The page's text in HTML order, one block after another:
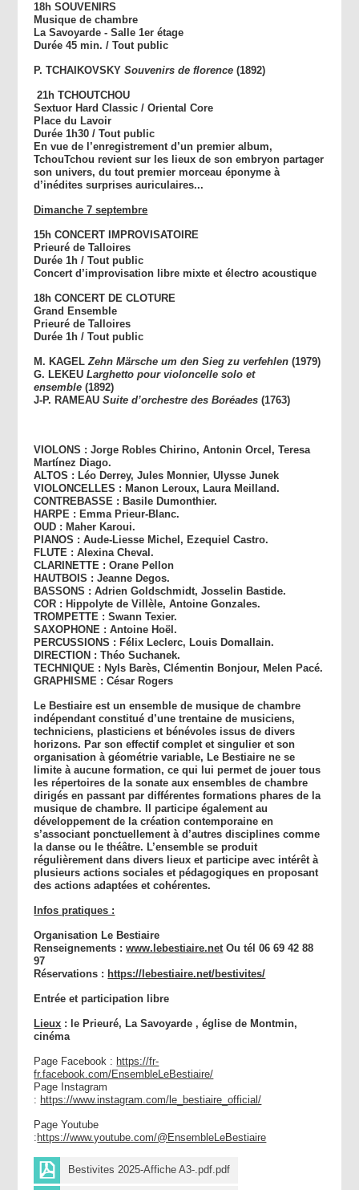
18h SOUVENIRS
Musique de chambre
La Savoyarde - Salle 1er étage
Durée 45 min. / Tout public
P. TCHAIKOVSKYSouvenirs de florence(1892)
21h TCHOUTCHOU
Sextuor Hard Classic / Oriental Core
Place du Lavoir
Durée 1h30 / Tout public
En vue de l’enregistrement d’un premier album,
TchouTchou revient sur les lieux de son embryon partager
son univers, du tout premier morceau éponyme à
d’inédites surprises auriculaires...
Dimanche 7 septembre
15h CONCERT IMPROVISATOIRE
Prieuré de Talloires
Durée 1h / Tout public
Concert d’improvisation libre mixte et électro acoustique
18h CONCERT DE CLOTURE
Grand Ensemble
Prieuré de Talloires
Durée 1h / Tout public
M. KAGELZehn Märsche um den Sieg zu verfehlen(1979)
G. LEKEULarghetto pour violoncelle solo et
ensemble(1892)
J-P. RAMEAUSuite d’orchestre des Boréades(1763)
VIOLONS : Jorge Robles Chirino, Antonin Orcel, Teresa
Martínez Diago.
ALTOS : Léo Derrey, Jules Monnier, Ulysse Junek
VIOLONCELLES : Manon Leroux, Laura Meilland.
CONTREBASSE : Basile Dumonthier.
HARPE : Emma Prieur-Blanc.
OUD : Maher Karoui.
PIANOS : Aude-Liesse Michel, Ezequiel Castro.
FLUTE : Alexina Cheval.
CLARINETTE : Orane Pellon
HAUTBOIS : Jeanne Degos.
BASSONS : Adrien Goldschmidt, Josselin Bastide.
COR : Hippolyte de Villèle, Antoine Gonzales.
TROMPETTE : Swann Texier.
SAXOPHONE : Antoine Hoël.
PERCUSSIONS : Félix Leclerc, Louis Domallain.
DIRECTION : Théo Suchanek.
TECHNIQUE : Nyls Barès, Clémentin Bonjour, Melen Pacé.
GRAPHISME : César Rogers
Le Bestiaire est un ensemble de musique de chambre
indépendant constitué d’une trentaine de musiciens,
techniciens, plasticiens et bénévoles issus de divers
horizons. Par son effectif complet et singulier et son
organisation à géométrie variable, Le Bestiaire ne se
limite à aucune formation, ce qui lui permet de jouer tous
les répertoires de la sonate aux ensembles de chambre
dirigés en passant par différentes formations phares de la
musique de chambre. Il participe également au
développement de la création contemporaine en
s’associant ponctuellement à d’autres disciplines comme
la danse ou le théâtre. L’ensemble se produit
régulièrement dans divers lieux et participe avec intérêt à
plusieurs actions sociales et pédagogiques en proposant
des actions adaptées et cohérentes.
Infos pratiques :
Organisation Le Bestiaire
Renseignements :www.lebestiaire.netOu tél06 69 42 88
97
Réservations : https://lebestiaire.net/bestivites/
Entrée et participation libre
Lieux : le Prieuré, La Savoyarde , église de Montmin,
cinéma
Page Facebook : https://fr-
fr.facebook.com/EnsembleLeBestiaire/
Page Instagram
: https://www.instagram.com/le_bestiaire_official/
Page Youtube
: https://www.youtube.com/@EnsembleLeBestiaire
Bestivites 2025-Affiche A3-.pdf.pdf